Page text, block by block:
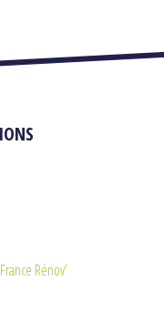
Rénov’